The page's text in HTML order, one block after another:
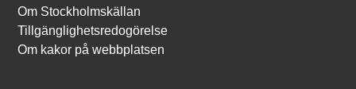
Om Stockholmskällan
Tillgänglighetsredogörelse
Om kakor på webbplatsen